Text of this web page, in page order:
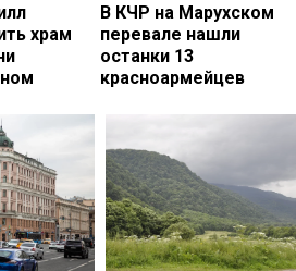
храм
В КЧР на Марухском
перевале нашли
останки 13
красноармейцев